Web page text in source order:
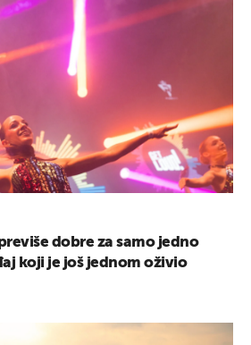
dobre za samo jedno
koji je još jednom oživio